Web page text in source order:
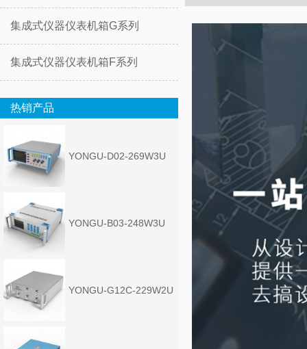
集成式仪器仪表机箱G系列
集成式仪器仪表机箱F系列
热销产品
YONGU-D02-269W3U
YONGU-B03-248W3U
YONGU-G12C-229W2U